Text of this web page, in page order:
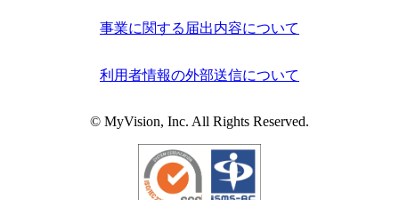
事業に関する届出内容について
利用者情報の外部送信について
© MyVision, Inc. All Rights Reserved.